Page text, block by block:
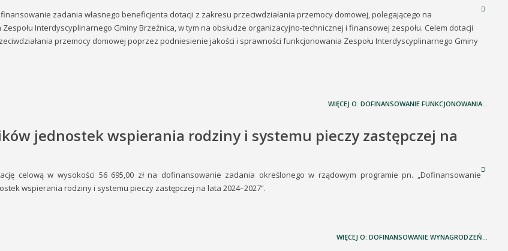
zadania własnego beneficjenta dotacji z zakresu przeciwdziałania przemocy domowej, polegającego na
Interdyscyplinarnego Gminy Brzeźnica, w tym na obsłudze organizacyjno-technicznej i finansowej zespołu. Celem dotacji
przemocy domowej poprzez podniesienie jakości i sprawności funkcjonowania Zespołu Interdyscyplinarnego Gminy
WIĘCEJ O: DOFINANSOWANIE FUNKCJONOWANIA...
jednostek wspierania rodziny i systemu pieczy zastępczej na
celową w wysokości 56 695,00 zł na dofinansowanie zadania określonego w rządowym programie pn. „Dofinansowanie
wspierania rodziny i systemu pieczy zastępczej na lata 2024–2027”.
WIĘCEJ O: DOFINANSOWANIE WYNAGRODZEŃ...